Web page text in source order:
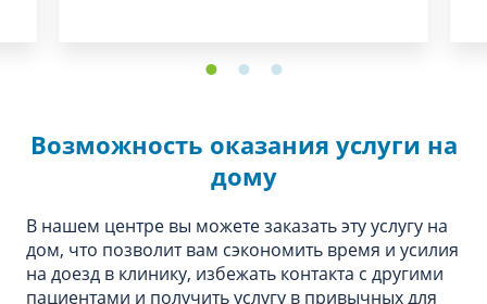
Возможность оказания услуги на
дому
В нашем центре вы можете заказать эту услугу на
дом, что позволит вам сэкономить время и усилия
на доезд в клинику, избежать контакта с другими
пациентами и получить услугу в привычных для